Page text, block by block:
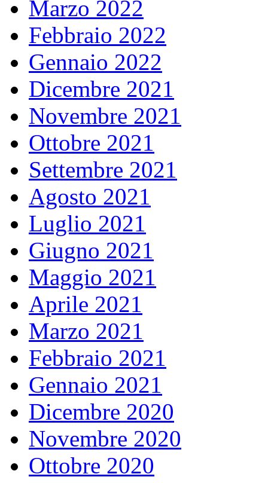
Marzo 2022
Febbraio 2022
Gennaio 2022
Dicembre 2021
Novembre 2021
Ottobre 2021
Settembre 2021
Agosto 2021
Luglio 2021
Giugno 2021
Maggio 2021
Aprile 2021
Marzo 2021
Febbraio 2021
Gennaio 2021
Dicembre 2020
Novembre 2020
Ottobre 2020